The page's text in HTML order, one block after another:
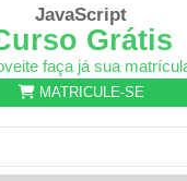
JavaScript
Grátis
faça já sua
MATRICULE-SE